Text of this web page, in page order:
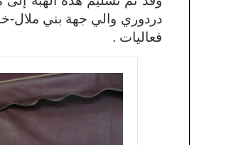
دردوري والي جهة بني ملال-
فعاليات .